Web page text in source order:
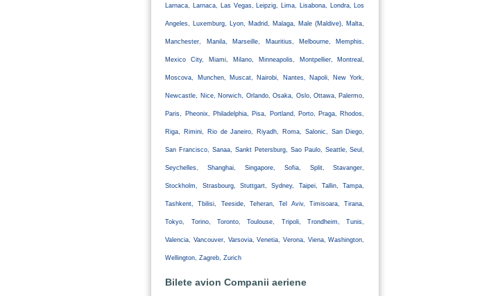
Larnaca, Larnaca, Las Vegas, Leipzig, Lima, Lisabona, Londra, Los
Angeles, Luxemburg, Lyon, Madrid, Malaga, Male (Maldive), Malta,
Manchester, Manila, Marseille, Mauritius, Melbourne, Memphis,
Mexico City, Miami, Milano, Minneapolis, Montpellier, Montreal,
Moscova, Munchen, Muscat, Nairobi, Nantes, Napoli, New York,
Newcastle, Nice, Norwich, Orlando, Osaka, Oslo, Ottawa, Palermo,
Paris, Pheonix, Philadelphia, Pisa, Portland, Porto, Praga, Rhodos,
Riga, Rimini, Rio de Janeiro, Riyadh, Roma, Salonic, San Diego,
San Francisco, Sanaa, Sankt Petersburg, Sao Paulo, Seattle, Seul,
Seychelles, Shanghai, Singapore, Sofia, Split, Stavanger,
Stockholm, Strasbourg, Stuttgart, Sydney, Taipei, Tallin, Tampa,
Tashkent, Tbilisi, Teeside, Teheran, Tel Aviv, Timisoara, Tirana,
Tokyo, Torino, Toronto, Toulouse, Tripoli, Trondheim, Tunis,
Valencia, Vancouver, Varsovia, Venetia, Verona, Viena, Washington,
Wellington, Zagreb, Zurich
Bilete avion Companii aeriene